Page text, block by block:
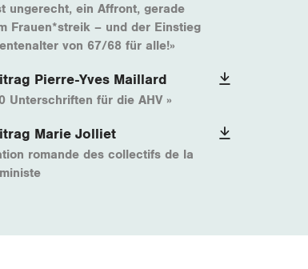
ungerecht, ein Affront, gerade
Frauen*streik – und der Einstieg
von 67/68 für alle!»
Pierre-Yves Maillard
Unterschriften für die AHV »
Marie Jolliet
romande des collectifs de la